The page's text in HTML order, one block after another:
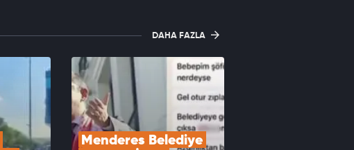
DAHA FAZLA
Menderes Belediye